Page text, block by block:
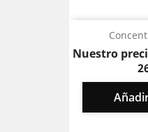
Nuestro